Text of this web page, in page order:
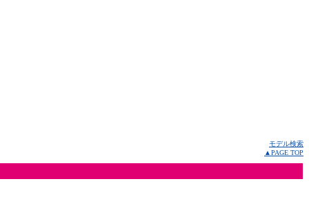
モデル検索
▲PAGE TOP